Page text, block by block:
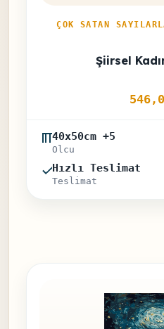
ÇOK SATAN
Şiirsel
40x50cm +5
Olcu
Hızlı Teslimat
Teslimat